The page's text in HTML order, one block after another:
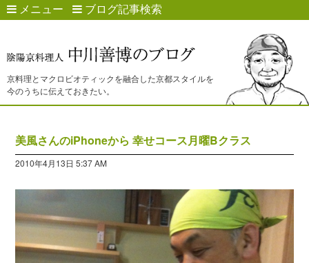
メニュー ブログ記事検索
京料理とマクロビオティックを融合した京都スタイルを
今のうちに伝えておきたい。
美風さんのiPhoneから 幸せコース月曜Bクラス
2010年4月13日 5:37 AM